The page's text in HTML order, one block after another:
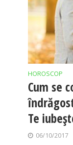
HOROSCOP
Cum se
Te
06/10/2017